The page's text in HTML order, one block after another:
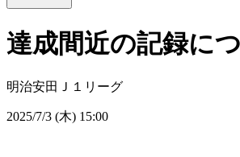
達成間近の記録に
明治安田Ｊ１リーグ
2025/7/3 (木) 15:00